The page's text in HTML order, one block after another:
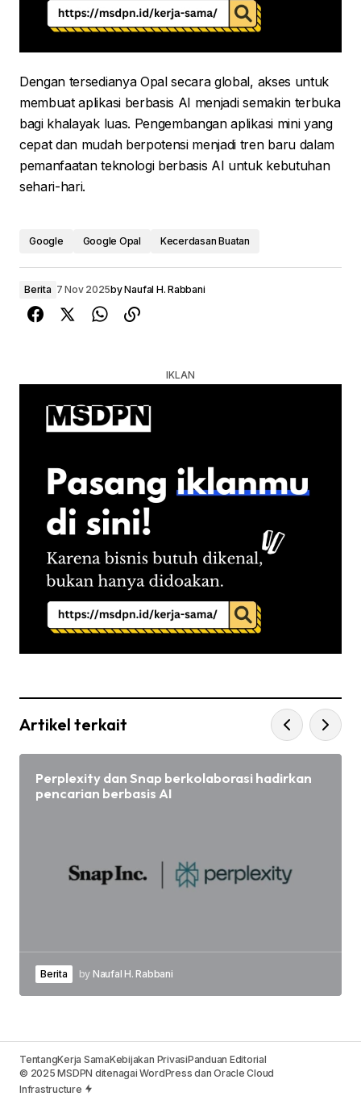
Dengan tersedianya Opal secara global, akses untuk
membuat aplikasi berbasis AI menjadi semakin terbuka
bagi khalayak luas. Pengembangan aplikasi mini yang
cepat dan mudah berpotensi menjadi tren baru dalam
pemanfaatan teknologi berbasis AI untuk kebutuhan
sehari-hari.
Google Google Opal Kecerdasan Buatan
Berita 7 Nov 2025byNaufal H. Rabbani
Artikel terkait
Perplexity dan Snap berkolaborasi hadirkan
pencarian berbasis AI
Berita by Naufal H. Rabbani
TentangKerja SamaKebijakan PrivasiPanduan Editorial
© 2025 MSDPN ditenagai WordPress dan Oracle Cloud
Infrastructure